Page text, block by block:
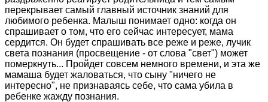
перекрывает самый главный источник знаний для
любимого ребенка. Малыш понимает одно: когда он
спрашивает о том, что его сейчас интересует, мама
сердится. Он будет спрашивать все реже и реже, лучик
света познания (просвещение - от слова "свет") может
померкнуть... Пройдет совсем немного времени, и эта же
мамаша будет жаловаться, что сыну "ничего не
интересно", не признаваясь себе, что сама убила в
ребенке жажду познания.